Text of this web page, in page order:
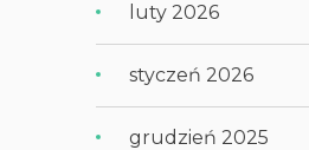
luty 2026
styczeń 2026
grudzień 2025